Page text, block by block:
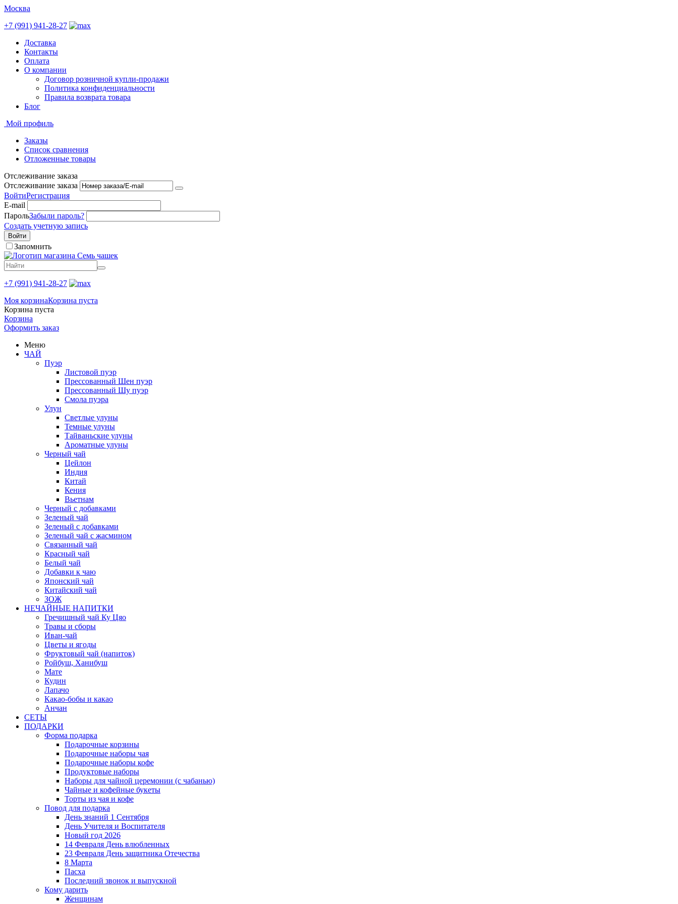
Москва
+7 (991) 941-28-27
Доставка
Контакты
Оплата
О компании
Договор розничной купли-продажи
Политика конфиденциальности
Правила возврата товара
Блог
Мой профиль
Заказы
Список сравнения
Отложенные товары
Отслеживание заказа
Отслеживание заказа
ВойтиРегистрация
E-mail
ПарольЗабыли пароль?
Создать учетную запись
Войти
Запомнить
+7 (991) 941-28-27
Моя корзинаКорзина пуста
Корзина пуста
Корзина
Оформить заказ
Меню
ЧАЙ
Пуэр
Листовой пуэр
Прессованный Шен пуэр
Прессованный Шу пуэр
Смола пуэра
Улун
Светлые улуны
Темные улуны
Тайваньские улуны
Ароматные улуны
Черный чай
Цейлон
Индия
Китай
Кения
Вьетнам
Черный с добавками
Зеленый чай
Зеленый с добавками
Зеленый чай с жасмином
Связанный чай
Красный чай
Белый чай
Добавки к чаю
Японский чай
Китайский чай
ЗОЖ
НЕЧАЙНЫЕ НАПИТКИ
Гречишный чай Ку Цяо
Травы и сборы
Иван-чай
Цветы и ягоды
Фруктовый чай (напиток)
Ройбуш, Ханибуш
Мате
Кудин
Лапачо
Какао-бобы и какао
Анчан
СЕТЫ
ПОДАРКИ
Форма подарка
Подарочные корзины
Подарочные наборы чая
Подарочные наборы кофе
Продуктовые наборы
Наборы для чайной церемонии (с чабанью)
Чайные и кофейные букеты
Торты из чая и кофе
Повод для подарка
День знаний 1 Сентября
День Учителя и Воспитателя
Новый год 2026
14 Февраля День влюбленных
23 Февраля День защитника Отечества
8 Марта
Пасха
Последний звонок и выпускной
Кому дарить
Женщинам